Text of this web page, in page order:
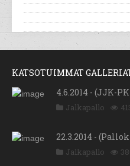
KATSOTUIMMAT
4.6.2014 - (JJK-
Jalkapallo
22.3.2014 -
Jalkapallo